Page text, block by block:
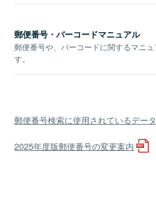
郵便番号・バーコードマニュアル
郵便番号や、バーコードに関するマニ
す。
郵便番号検索に使用されているデー
2025年度版郵便番号の変更案内